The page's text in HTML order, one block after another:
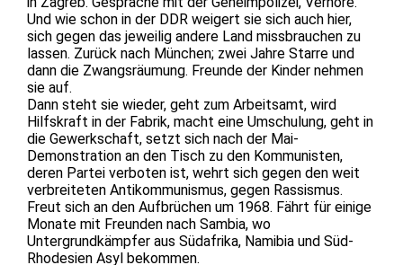
Und wie schon in der DDR weigert sie sich auch hier,
sich gegen das jeweilig andere Land missbrauchen zu
lassen. Zurück nach München; zwei Jahre Starre und
dann die Zwangsräumung. Freunde der Kinder nehmen
sie auf.
Dann steht sie wieder, geht zum Arbeitsamt, wird
Hilfskraft in der Fabrik, macht eine Umschulung, geht in
die Gewerkschaft, setzt sich nach der Mai-
Demonstration an den Tisch zu den Kommunisten,
deren Partei verboten ist, wehrt sich gegen den weit
verbreiteten Antikommunismus, gegen Rassismus.
Freut sich an den Aufbrüchen um 1968. Fährt für einige
Monate mit Freunden nach Sambia, wo
Untergrundkämpfer aus Südafrika, Namibia und Süd-
Rhodesien Asyl bekommen.